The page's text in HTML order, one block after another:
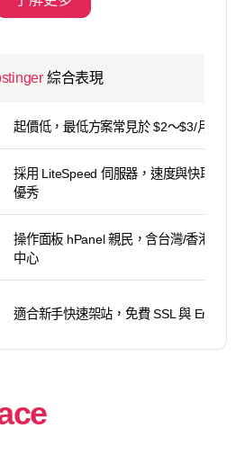
綜合表現
起價低，最低方案常見於 $2～$3/月區間
採用 LiteSpeed 伺服器，速度與快取表現
優秀
操作面板 hPanel 親民，含台灣/香港資料
中心
適合新手快速架站，免費 SSL 與 Email